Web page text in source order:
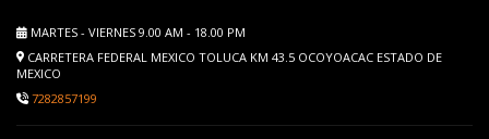
MARTES - VIERNES 9.00 AM - 18.00 PM
CARRETERA FEDERAL MEXICO TOLUCA KM 43.5 OCOYOACAC ESTADO DE
MEXICO
7282857199